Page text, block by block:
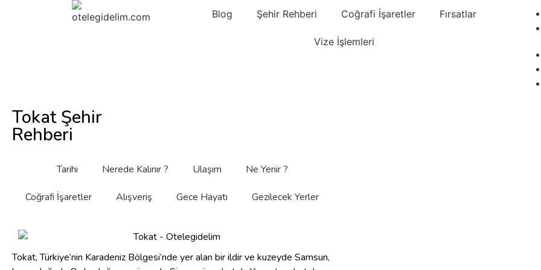
Blog Şehir Rehberi Coğrafi İşaretler Fırsatlar
Vize İşlemleri
Tokat Şehir
Rehberi
Tarihi Nerede Kalınır ? Ulaşım Ne Yenir ?
Coğrafi İşaretler Alışveriş Gece Hayatı Gezilecek Yerler
Tokat, Türkiye’nin Karadeniz Bölgesi’nde yer alan bir ildir ve kuzeyde Samsun,